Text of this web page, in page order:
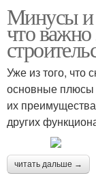
Минусы и
что важно
Уже из того, что
основные плюсы
их
других
читать дальше →